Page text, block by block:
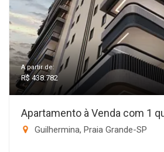
A partir de:
R$ 438.782
Apartamento à Venda com 1
Guilhermina, Praia Grande-SP